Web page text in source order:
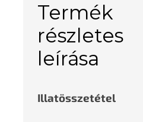
Termék
részletes
leírása
Illatösszetétel